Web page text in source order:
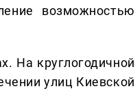
возможностью
На круглогодичной
улиц Киевской